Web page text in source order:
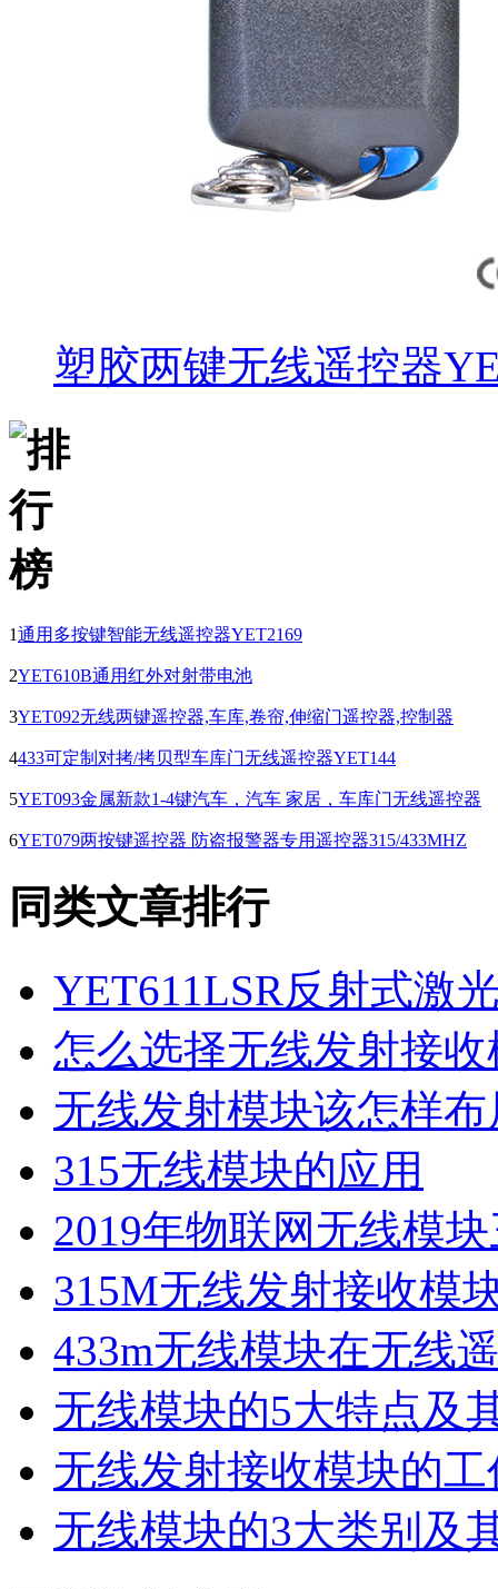
塑胶两键无线遥控器
1通用多按键智能无线遥控器YET2169
2YET610B通用红外对射带电池
3YET092无线两键遥控器,车库,卷帘,伸缩门遥控器,控制器
4433可定制对拷/拷贝型车库门无线遥控器YET144
5YET093金属新款1-4键汽车，汽车 家居，车库门无线遥控器
6YET079两按键遥控器 防盗报警器专用遥控器315/433MHZ
同类文章排行
YET611LSR反射式激
怎么选择无线发射接收
无线发射模块该怎样
315无线模块的应用
2019年物联网无线模
315M无线发射接收模
433m无线模块在无线
无线模块的5大特点及
无线发射接收模块的
无线模块的3大类别及